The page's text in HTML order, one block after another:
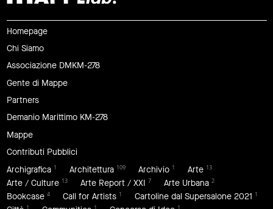
Homepage
Chi Siamo
Associazione DMKM-278
Gente di Mappe
Partners
Demanio Marittimo KM-278
Mappe
Contributi Pubblici
Archigrafica 1 Architettura 109 Archivio 1 Arte 13
Arte / Culture 13 Arte Report / XXI 7 Arte Urbana 2
Bookcase 4 Call for Artists 1 Cartoline dal Supersalone 2021 1
1 1 1